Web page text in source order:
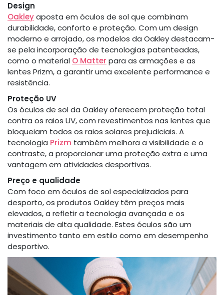
Design
Oakleyaposta em óculos de sol que combinam
durabilidade, conforto e proteção. Com um design
moderno e arrojado, os modelos da Oakley destacam-
se pela incorporação de tecnologias patenteadas,
como o material O Matter para as armações e as
lentes Prizm, a garantir uma excelente performance e
resistência.
Proteção UV
Os óculos de sol da Oakley oferecem proteção total
contra os raios UV, com revestimentos nas lentes que
bloqueiam todos os raios solares prejudiciais. A
tecnologia Prizm também melhora a visibilidade e o
contraste, a proporcionar uma proteção extra e uma
vantagem em atividades desportivas.
Preço e qualidade
Com foco em óculos de sol especializados para
desporto, os produtos Oakley têm preços mais
elevados, a refletir a tecnologia avançada e os
materiais de alta qualidade. Estes óculos são um
investimento tanto em estilo como em desempenho
desportivo.